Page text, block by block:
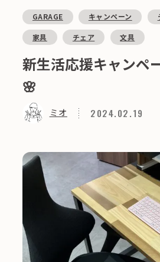
GARAGE キャンペーン
家具 チェア 文具
新生活応援キャンペ
🌸
ミオ 2024.02.19